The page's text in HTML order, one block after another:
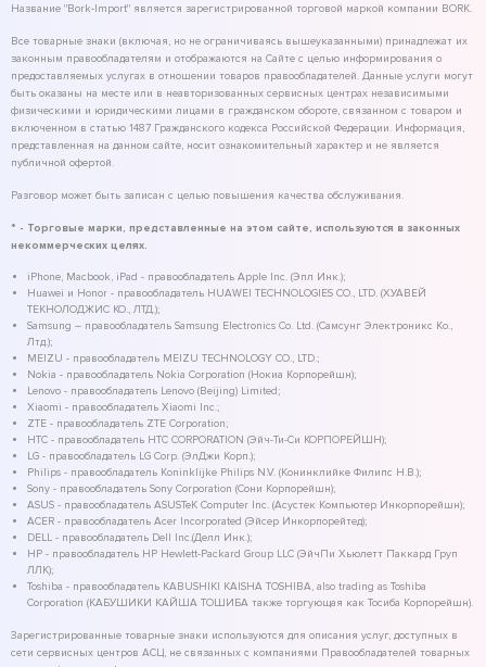
Название "Bork-Import" является зарегистрированной торговой маркой компании BORK.
Все товарные знаки (включая, но не ограничиваясь вышеуказанными) принадлежат их
законным правообладателям и отображаются на Сайте с целью информирования о
предоставляемых услугах в отношении товаров правообладателей. Данные услуги могут
быть оказаны на месте или в неавторизованных сервисных центрах независимыми
физическими и юридическими лицами в гражданском обороте, связанном с товаром и
включенном в статью 1487 Гражданского кодекса Российской Федерации. Информация,
представленная на данном сайте, носит ознакомительный характер и не является
публичной офертой.
Разговор может быть записан с целью повышения качества обслуживания.
* - Торговые марки, представленные на этом сайте, используются в законных
некоммерческих целях.
iPhone, Macbook, iPad - правообладатель Apple Inc. (Эпл Инк.);
Huawei и Honor - правообладатель HUAWEI TECHNOLOGIES CO., LTD. (ХУАВЕЙ
ТЕКНОЛОДЖИС КО., ЛТД.);
Samsung – правообладатель Samsung Electronics Co. Ltd. (Самсунг Электроникс Ко.,
Лтд.);
MEIZU - правообладатель MEIZU TECHNOLOGY CO., LTD.;
Nokia - правообладатель Nokia Corporation (Нокиа Корпорейшн);
Lenovo - правообладатель Lenovo (Beijing) Limited;
Xiaomi - правообладатель Xiaomi Inc.;
ZTE - правообладатель ZTE Corporation;
HTC - правообладатель HTC CORPORATION (Эйч-Ти-Си КОРПОРЕЙШН);
LG - правообладатель LG Corp. (ЭлДжи Корп.);
Philips - правообладатель Koninklijke Philips N.V. (Конинклийке Филипс Н.В.);
Sony - правообладатель Sony Corporation (Сони Корпорейшн);
ASUS - правообладатель ASUSTeK Computer Inc. (Асустек Компьютер Инкорпорейшн);
ACER - правообладатель Acer Incorporated (Эйсер Инкорпорейтед);
DELL - правообладатель Dell Inc.(Делл Инк.);
HP - правообладатель HP Hewlett-Packard Group LLC (ЭйчПи Хьюлетт Паккард Груп
ЛЛК);
Toshiba - правообладатель KABUSHIKI KAISHA TOSHIBA, also trading as Toshiba
Corporation (КАБУШИКИ КАЙША ТОШИБА также торгующая как Тосиба Корпорейшн).
Зарегистрированные товарные знаки используются для описания услуг, доступных в
сети сервисных центров АСЦ, не связанных с компаниями Правообладателей товарных